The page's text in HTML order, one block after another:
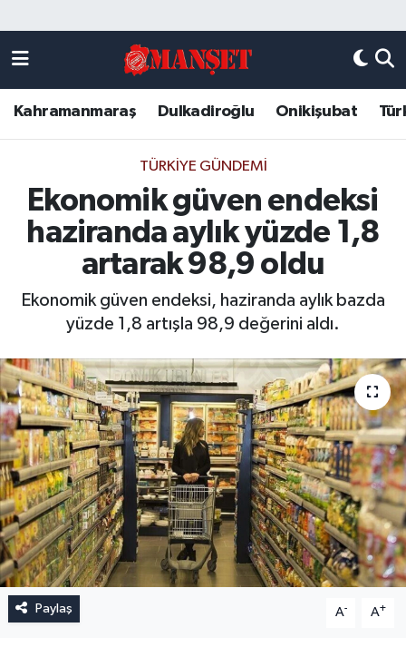
Kahramanmaraş Dulkadiroğlu Onikişubat
TÜRKIYE GÜNDEMI
Ekonomik güven endeksi
haziranda aylık yüzde 1,8
artarak 98,9 oldu
Ekonomik güven endeksi, haziranda aylık bazda
yüzde 1,8 artışla 98,9 değerini aldı.
Paylaş A- A+
DULKADİROĞLU
KAHRAMANMARAŞ
ONİKİŞUBAT
ÖZEL HABER
Künye
Kahramanmaraş Nöbetçi Eczaneler
Kahramanmaraş Hava Durumu
Kahramanmaraş Trafik Yoğunluk Haritası
Süper Lig Puan Durumu ve Fikstür
Tüm Manşetler
Son Dakika Haberleri